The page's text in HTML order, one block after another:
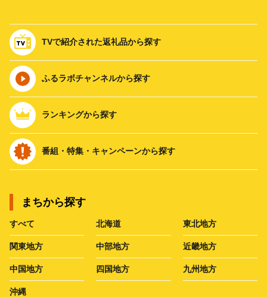
TVで紹介された返礼品から探す
ふるラボチャンネルから探す
ランキングから探す
番組・特集・キャンペーンから探す
まちから探す
すべて 北海道 東北地方
関東地方 中部地方 近畿地方
中国地方 四国地方 九州地方
沖縄